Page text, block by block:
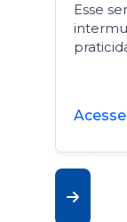
Esse